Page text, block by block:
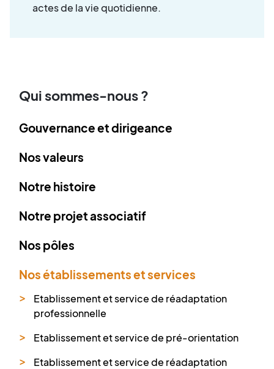
actes de la vie quotidienne.
Qui sommes-nous ?
Gouvernance et dirigeance
Nos valeurs
Notre histoire
Notre projet associatif
Nos pôles
Nos établissements et services
Etablissement et service de réadaptation
professionnelle
Etablissement et service de pré-orientation
Etablissement et service de réadaptation